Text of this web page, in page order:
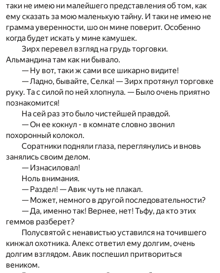
таки не имею ни малейшего представления об том, как
ему сказать за мою маленькую тайну. И таки не имею не
грамма уверенности, шо он мине поверит. Особенно
когда будет искать у мине камушек.
Зирх перевел взгляд на грудь торговки.
Альмандина там как ни бывало.
— Ну вот, таки ж сами все шикарно видите!
— Ладно, бывайте, Селка! — Зирх протянул торговке
руку. Та с силой по ней хлопнула. — Было очень приятно
познакомится!
На сей раз это было чистейшей правдой.
— Он ее кокнул - в комнате словно звонил
похоронный колокол.
Соратники подняли глаза, переглянулись и вновь
занялись своим делом.
— Изнасиловал!
Ноль внимания.
— Раздел! — Авик чуть не плакал.
— Может, немного в другой последовательности?
— Да, именно так! Вернее, нет! Тьфу, да кто этих
геммов разберет?
Полусвятой с ненавистью уставился на точившего
кинжал охотника. Алекс ответил ему долгим, очень
долгим взглядом. Авик поспешил притвориться
веником.